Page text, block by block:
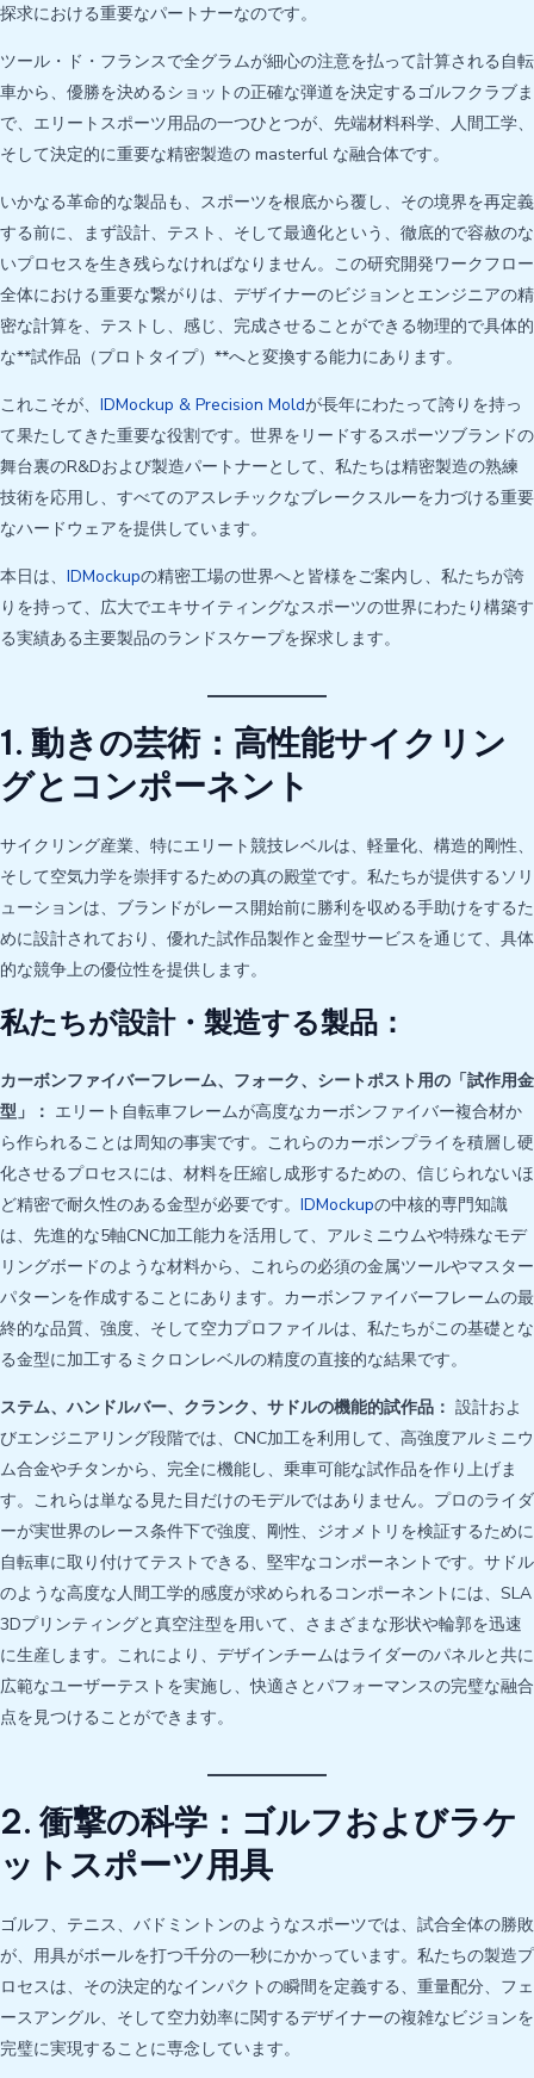
探求における重要なパートナーなのです。
ツール・ド・フランスで全グラムが細心の注意を払って計算される自転
車から、優勝を決めるショットの正確な弾道を決定するゴルフクラブま
で、エリートスポーツ用品の一つひとつが、先端材料科学、人間工学、
そして決定的に重要な精密製造の masterful な融合体です。
いかなる革命的な製品も、スポーツを根底から覆し、その境界を再定義
する前に、まず設計、テスト、そして最適化という、徹底的で容赦のな
いプロセスを生き残らなければなりません。この研究開発ワークフロー
全体における重要な繋がりは、デザイナーのビジョンとエンジニアの精
密な計算を、テストし、感じ、完成させることができる物理的で具体的
な**試作品（プロトタイプ）**へと変換する能力にあります。
これこそが、 IDMockup & Precision Moldが長年にわたって誇りを持っ
て果たしてきた重要な役割です。世界をリードするスポーツブランドの
舞台裏のR&Dおよび製造パートナーとして、私たちは精密製造の熟練
技術を応用し、すべてのアスレチックなブレークスルーを力づける重要
なハードウェアを提供しています。
本日は、 IDMockupの精密工場の世界へと皆様をご案内し、私たちが誇
りを持って、広大でエキサイティングなスポーツの世界にわたり構築す
る実績ある主要製品のランドスケープを探求します。
1. 動きの芸術：高性能サイクリン
グとコンポーネント
サイクリング産業、特にエリート競技レベルは、軽量化、構造的剛性、
そして空気力学を崇拝するための真の殿堂です。私たちが提供するソリ
ューションは、ブランドがレース開始前に勝利を収める手助けをするた
めに設計されており、優れた試作品製作と金型サービスを通じて、具体
的な競争上の優位性を提供します。
私たちが設計・製造する製品：
カーボンファイバーフレーム、フォーク、シートポスト用の「試作用金
型」： エリート自転車フレームが高度なカーボンファイバー複合材か
ら作られることは周知の事実です。これらのカーボンプライを積層し硬
化させるプロセスには、材料を圧縮し成形するための、信じられないほ
ど精密で耐久性のある金型が必要です。 IDMockupの中核的専門知識
は、先進的な5軸CNC加工能力を活用して、アルミニウムや特殊なモデ
リングボードのような材料から、これらの必須の金属ツールやマスター
パターンを作成することにあります。カーボンファイバーフレームの最
終的な品質、強度、そして空力プロファイルは、私たちがこの基礎とな
る金型に加工するミクロンレベルの精度の直接的な結果です。
ステム、ハンドルバー、クランク、サドルの機能的試作品： 設計およ
びエンジニアリング段階では、CNC加工を利用して、高強度アルミニウ
ム合金やチタンから、完全に機能し、乗車可能な試作品を作り上げま
す。これらは単なる見た目だけのモデルではありません。プロのライダ
ーが実世界のレース条件下で強度、剛性、ジオメトリを検証するために
自転車に取り付けてテストできる、堅牢なコンポーネントです。サドル
のような高度な人間工学的感度が求められるコンポーネントには、SLA
3Dプリンティングと真空注型を用いて、さまざまな形状や輪郭を迅速
に生産します。これにより、デザインチームはライダーのパネルと共に
広範なユーザーテストを実施し、快適さとパフォーマンスの完璧な融合
点を見つけることができます。
2. 衝撃の科学：ゴルフおよびラケ
ットスポーツ用具
ゴルフ、テニス、バドミントンのようなスポーツでは、試合全体の勝敗
が、用具がボールを打つ千分の一秒にかかっています。私たちの製造プ
ロセスは、その決定的なインパクトの瞬間を定義する、重量配分、フェ
ースアングル、そして空力効率に関するデザイナーの複雑なビジョンを
完璧に実現することに専念しています。